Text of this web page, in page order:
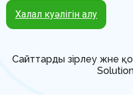
Халал куәлігін алу
Сайттарды әзірлеу және